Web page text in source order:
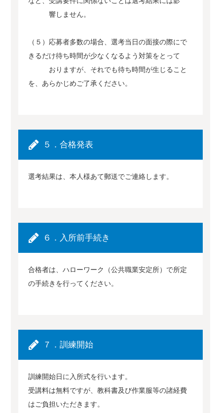
響しません。
（５）応募者多数の場合、選考当日の面接の際にで
きるだけ待ち時間が少なくなるよう対策をとって
おりますが、それでも待ち時間が生じること
を、あらかじめご了承ください。
５．合格発表
選考結果は、本人様あて郵送でご連絡します。
６．入所前手続き
合格者は、ハローワーク（公共職業安定所）で所定
の手続きを行ってください。
７．訓練開始
訓練開始日に入所式を行います。
受講料は無料ですが、教科書及び作業服等の諸経費
はご負担いただきます。